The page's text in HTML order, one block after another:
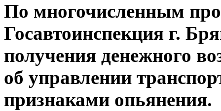
По многочисленным
Госавтоинспекция г.
получения денежного
об управлении
признаками опьянения.